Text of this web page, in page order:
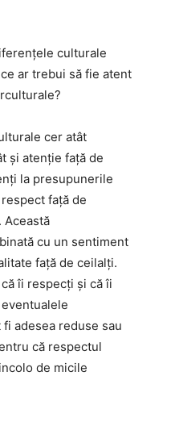
culturale
ar trebui să fie atent
cer atât
și atenție față de
la presupunerile
față de
Această
cu un sentiment
față de ceilalți.
îi respecți și că îi
adesea reduse sau
că respectul
de micile